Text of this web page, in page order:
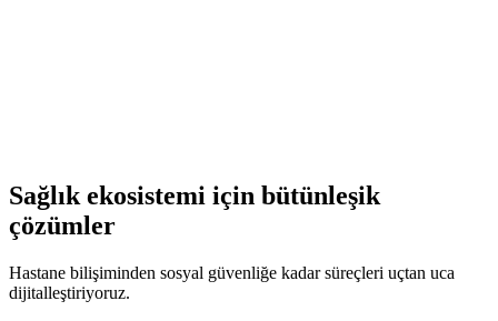
Sağlık ekosistemi için bütünleşik
çözümler
Hastane bilişiminden sosyal güvenliğe kadar süreçleri uçtan uca
dijitalleştiriyoruz.